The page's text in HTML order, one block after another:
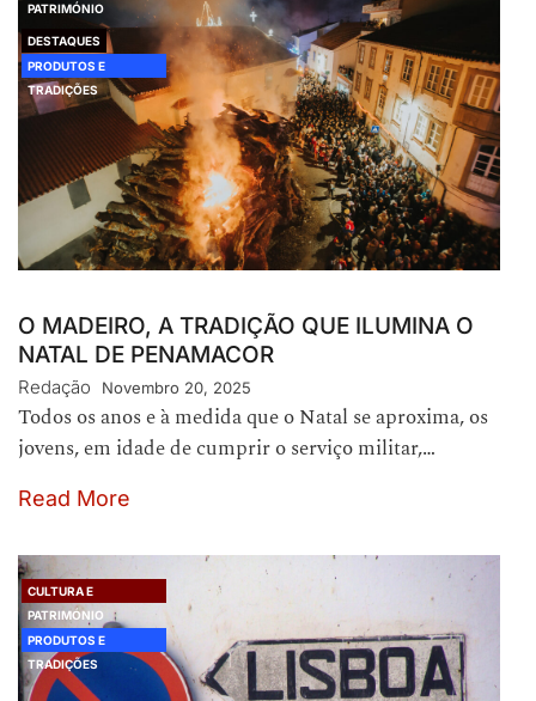
PATRIMÓNIO
DESTAQUES
PRODUTOS E
TRADIÇÕES
O MADEIRO, A TRADIÇÃO QUE ILUMINA O
NATAL DE PENAMACOR
Redação Novembro 20, 2025
Todos os anos e à medida que o Natal se aproxima, os
jovens, em idade de cumprir o serviço militar,…
Read More
CULTURA E
PATRIMÓNIO
PRODUTOS E
TRADIÇÕES